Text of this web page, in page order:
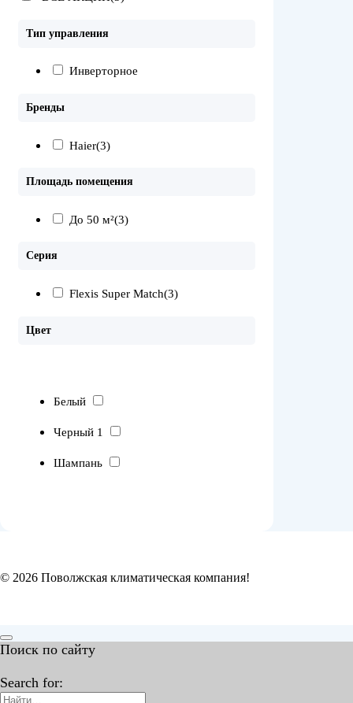
Тип управления
Инверторное
Бренды
Haier(3)
Площадь помещения
До 50 м²(3)
Серия
Flexis Super Match(3)
Цвет
Белый
Черный 1
Шампань
© 2026 Поволжская климатическая компания!
Поиск по сайту
Search for: